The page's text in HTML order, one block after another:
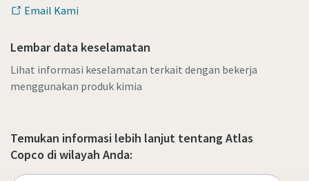
Email Kami
Lembar data keselamatan
Lihat informasi keselamatan terkait dengan bekerja
menggunakan produk kimia
Temukan informasi lebih lanjut tentang Atlas
Copco di wilayah Anda: